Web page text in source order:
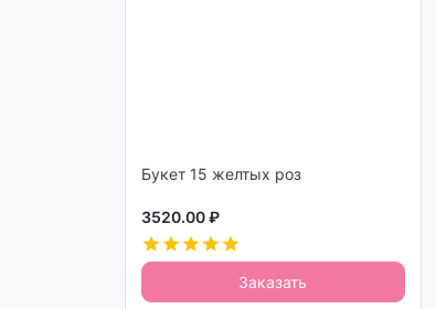
Букет 15 желтых роз
3520.00 ₽
Заказать